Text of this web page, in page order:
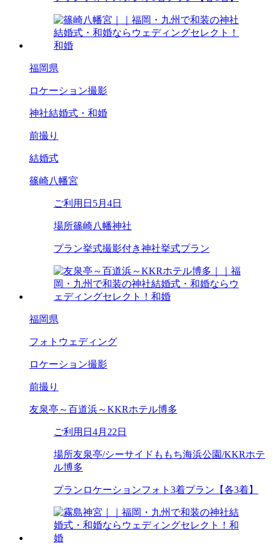
福岡県
ロケーション撮影
神社結婚式・和婚
前撮り
結婚式
篠崎八幡宮
ご利用日 5月4日
場所篠崎八幡神社
プラン挙式撮影付き神社挙式プラン
福岡県
フォトウェディング
ロケーション撮影
前撮り
友泉亭～百道浜～KKRホテル博多
ご利用日 4月22日
場所友泉亭/シーサイドももち海浜公園/KKRホテ
ル博多
プラン ロケーションフォト3着プラン【各3着】